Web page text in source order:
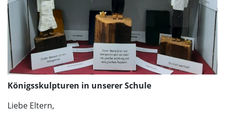
Königsskulpturen in unserer Schule
Liebe Eltern,